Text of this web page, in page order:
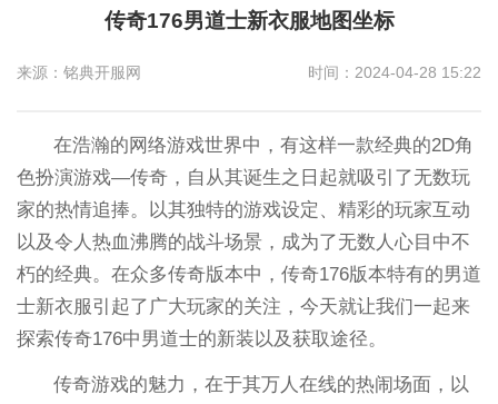
传奇176男道士新衣服地图坐标
来源：铭典开服网 时间：2024-04-28 15:22
在浩瀚的网络游戏世界中，有这样一款经典的2D角
色扮演游戏—传奇，自从其诞生之日起就吸引了无数玩
家的热情追捧。以其独特的游戏设定、精彩的玩家互动
以及令人热血沸腾的战斗场景，成为了无数人心目中不
朽的经典。在众多传奇版本中，传奇176版本特有的男道
士新衣服引起了广大玩家的关注，今天就让我们一起来
探索传奇176中男道士的新装以及获取途径。
传奇游戏的魅力，在于其万人在线的热闹场面，以